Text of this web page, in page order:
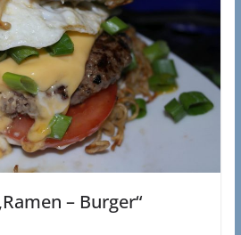
– Burger“